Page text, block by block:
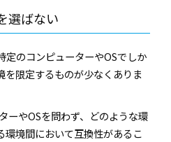
選ばない
定のコンピューターやOSでしか
を限定するものが少なくありま
ーやOSを問わず、どのような環
環境間において互換性があるこ